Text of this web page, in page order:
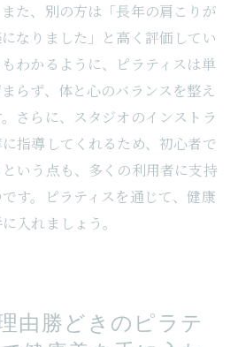
た、別の方は「長年の肩こりが
なりました」と高く評価してい
わかるように、ピラティスは単
らず、体と心のバランスを整え
さらに、スタジオのインストラ
指導してくれるため、初心者で
いう点も、多くの利用者に支持
す。ピラティスを通じて、健康
入れましょう。
由勝どきのピラテ